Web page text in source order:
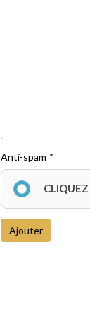
Anti-spam
Ajouter